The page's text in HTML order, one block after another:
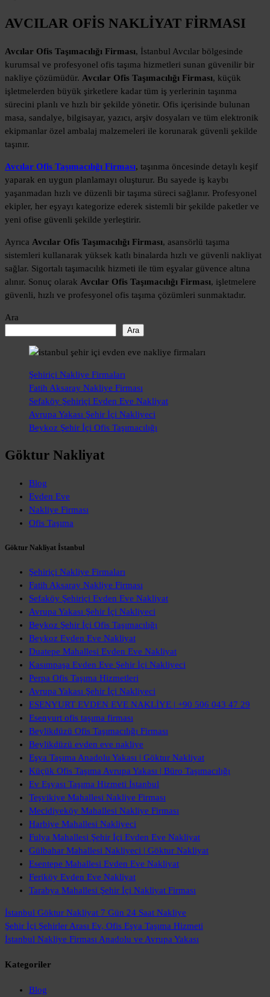
AVCILAR OFİS NAKLİYAT FİRMASI
Avcılar Ofis Taşımacılığı Firması, İstanbul Avcılar bölgesinde
kurumsal ve profesyonel ofis taşıma hizmetleri sunan güvenilir bir
nakliye çözümüdür. Avcılar Ofis Taşımacılığı Firması, küçük
işletmelerden büyük şirketlere kadar tüm iş yerlerinin taşınma
sürecini planlı ve hızlı bir şekilde yönetir. Ofis içerisinde bulunan
masa, sandalye, bilgisayar, yazıcı, arşiv dosyaları ve tüm elektronik
ekipmanlar özel ambalaj malzemeleri ile korunarak güvenli şekilde
taşınır.
Avcılar Ofis Taşımacılığı Firması, taşınma öncesinde detaylı keşif
yaparak en uygun planlamayı oluşturur. Bu sayede iş kaybı
yaşanmadan hızlı ve düzenli bir taşıma süreci sağlanır. Profesyonel
ekipler, her eşyayı kategorize ederek sistemli bir şekilde paketler ve
yeni ofise güvenli şekilde yerleştirir.
Ayrıca Avcılar Ofis Taşımacılığı Firması, asansörlü taşıma
sistemleri kullanarak yüksek katlı binalarda hızlı ve güvenli nakliyat
sağlar. Sigortalı taşımacılık hizmeti ile tüm eşyalar güvence altına
alınır. Sonuç olarak Avcılar Ofis Taşımacılığı Firması, işletmelere
güvenli, hızlı ve profesyonel ofis taşıma çözümleri sunmaktadır.
Ara
Ara
Şehiriçi Nakliye Firmaları
Fatih Aksaray Nakliye Firması
Sefaköy Şehiriçi Evden Eve Nakliyat
Avrupa Yakası Şehir İçi Nakliyeci
Beykoz Şehir İçi Ofis Taşımacılığı
Göktur Nakliyat
Blog
Evden Eve
Nakliye Firması
Ofis Taşıma
Göktur Nakliyat İstanbul
Şehiriçi Nakliye Firmaları
Fatih Aksaray Nakliye Firması
Sefaköy Şehiriçi Evden Eve Nakliyat
Avrupa Yakası Şehir İçi Nakliyeci
Beykoz Şehir İçi Ofis Taşımacılığı
Beykoz Evden Eve Nakliyat
Duatepe Mahallesi Evden Eve Nakliyat
Kasımpaşa Evden Eve Şehir İçi Nakliyeci
Perpa Ofis Taşıma Hizmetleri
Avrupa Yakası Şehir İçi Nakliyeci
ESENYURT EVDEN EVE NAKLİYE | +90 506 043 47 29
Esenyurt ofis taşıma firması
Beylikdüzü Ofis Taşımacılığı Firması
Beylikdüzü evden eve nakliye
Eşya Taşıma Anadolu Yakası | Göktur Nakliyat
Küçük Ofis Taşıma Avrupa Yakası | Büro Taşımacılığı
Ev Eşyası Taşıma Hizmeti İstanbul
Teşvikiye Mahallesi Nakliye Firması
Mecidiyeköy Mahallesi Nakliye Firması
Harbiye Mahallesi Nakliyeci
Fulya Mahallesi Şehir İçi Evden Eve Nakliyat
Gülbahar Mahallesi Nakliyeci | Göktur Nakliyat
Esentepe Mahallesi Evden Eve Nakliyat
Feriköy Evden Eve Nakliyat
Tarabya Mahallesi Şehir İçi Nakliyat Firması
İstanbul Göktur Nakliyat 7 Gün 24 Saat Nakliye
Şehir İçi Şehirler Arası Ev, Ofis Eşya Taşıma Hizmeti
İstanbul Nakliye FirmasıAnadolu ve Avrupa Yakası
Kategoriler
Blog